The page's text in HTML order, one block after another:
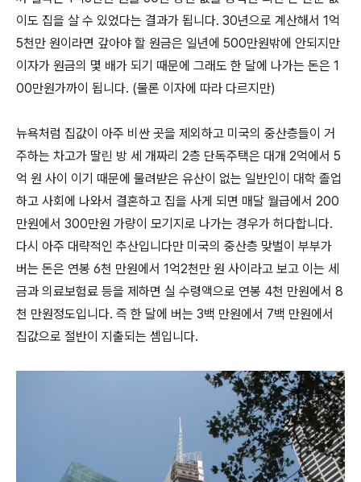
이도 집을 살 수 있었다는 결과가 됩니다. 30년으로 계산해서 1억
5천만 원이라면 갚아야 할 원금은 일년에 500만원밖에 안되지만
이자가 원금의 몇 배가 되기 때문에 그래도 한 달에 나가는 돈은 1
00만원가까이 됩니다. (물론 이자에 따라 다르지만)
뉴욕처럼 집값이 아주 비싼 곳을 제외하고 미국의 중산층들이 거
주하는 차고가 딸린 방 세 개짜리 2층 단독주택은 대개 2억에서 5
억 원 사이 이기 때문에 물려받은 유산이 없는 일반인이 대학 졸업
하고 사회에 나와서 결혼하고 집을 사게 되면 매달 월급에서 200
만원에서 300만원 가량이 모기지로 나가는 경우가 허다합니다.
다시 아주 대략적인 추산입니다만 미국의 중산층 맞벌이 부부가
버는 돈은 연봉 6천 만원에서 1억2천만 원 사이라고 보고 이는 세
금과 의료보험료 등을 제하면 실 수령액으로 연봉 4천 만원에서 8
천 만원정도입니다. 즉 한 달에 버는 3백 만원에서 7백 만원에서
집값으로 절반이 지출되는 셈입니다.